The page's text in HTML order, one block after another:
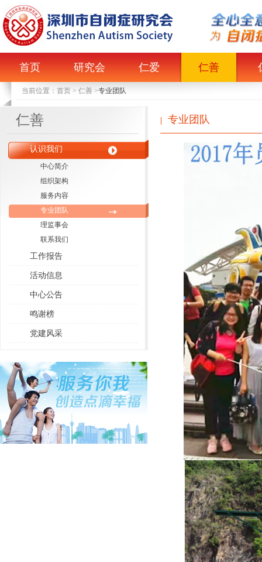
首页 研究会 仁爱 仁善
当前位置： 首页 > 仁善 >专业团队
仁善
认识我们
中心简介
组织架构
服务内容
专业团队
理监事会
联系我们
工作报告
活动信息
中心公告
鸣谢榜
党建风采
专业团队